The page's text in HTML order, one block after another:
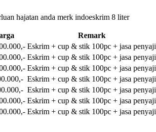
hajatan anda merk indoeskrim 8 liter
Remark
Eskrim + cup & stik 100pc + jasa penyaji
Eskrim + cup & stik 100pc + jasa penyaji
Eskrim + cup & stik 100pc + jasa penyaji
Eskrim + cup & stik 100pc + jasa penyaji
Eskrim + cup & stik 100pc + jasa penyaji
Eskrim + cup & stik 100pc + jasa penyaji
Eskrim + cup & stik 100pc + jasa penyaji